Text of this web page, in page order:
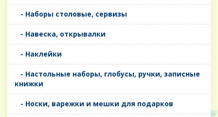
- Наборы столовые, сервизы
- Навеска, открывалки
- Наклейки
- Настольные наборы, глобусы, ручки, записные
книжки
- Носки, варежки и мешки для подарков